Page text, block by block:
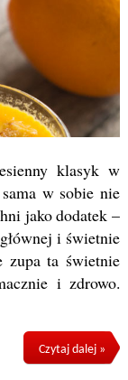
klasyk w
w sobie nie
jako dodatek –
i świetnie
zupa ta świetnie
i zdrowo.
Czytaj dalej »